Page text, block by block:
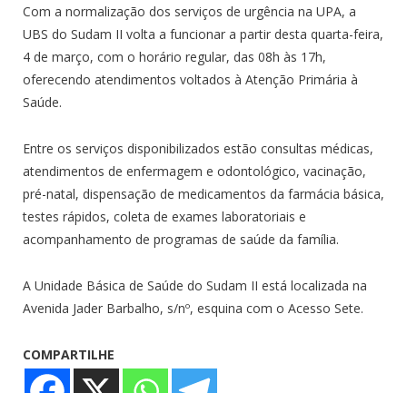
Com a normalização dos serviços de urgência na UPA, a
UBS do Sudam II volta a funcionar a partir desta quarta-feira,
4 de março, com o horário regular, das 08h às 17h,
oferecendo atendimentos voltados à Atenção Primária à
Saúde.
Entre os serviços disponibilizados estão consultas médicas,
atendimentos de enfermagem e odontológico, vacinação,
pré-natal, dispensação de medicamentos da farmácia básica,
testes rápidos, coleta de exames laboratoriais e
acompanhamento de programas de saúde da família.
A Unidade Básica de Saúde do Sudam II está localizada na
Avenida Jader Barbalho, s/nº, esquina com o Acesso Sete.
COMPARTILHE